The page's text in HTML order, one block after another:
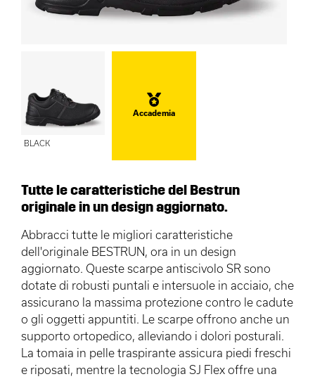
BLACK
Accademia
Tutte le caratteristiche del Bestrun
originale in un design aggiornato.
Abbracci tutte le migliori caratteristiche
dell'originale BESTRUN, ora in un design
aggiornato. Queste scarpe antiscivolo SR sono
dotate di robusti puntali e intersuole in acciaio, che
assicurano la massima protezione contro le cadute
o gli oggetti appuntiti. Le scarpe offrono anche un
supporto ortopedico, alleviando i dolori posturali.
La tomaia in pelle traspirante assicura piedi freschi
e riposati, mentre la tecnologia SJ Flex offre una